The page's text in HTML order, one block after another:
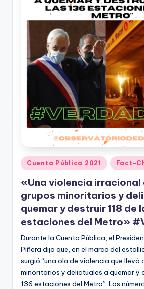
Publicado
en
Cuenta Pública 2021 Fact-
«Una violencia irracional
grupos minoritarios y
quemar y destruir 118 de
estaciones del Metro»
Durante la Cuenta Pública, el
Piñera dijo que, en el marco del
surgió “una ola de violencia que llevó
minoritarios y delictuales a quemar y
136 estaciones del Metro”. Los